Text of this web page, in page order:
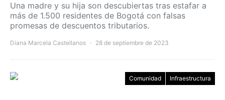
Una madre y su hija son descubiertas tras estafar a
más de 1.500 residentes de Bogotá con falsas
promesas de descuentos tributarios.
Diana Marcela Castellanos 28 de septiembre de 2023
Comunidad Infraestructura